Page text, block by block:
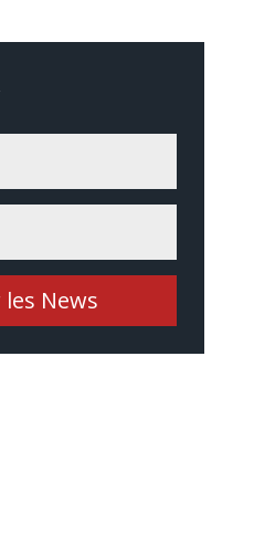
les News